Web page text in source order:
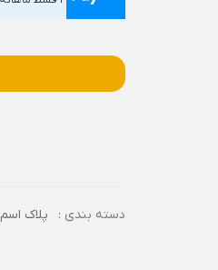
دسته بندی : پلاک اسم